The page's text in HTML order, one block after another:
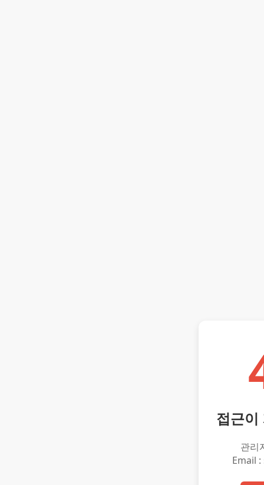
접근이
관리
Email